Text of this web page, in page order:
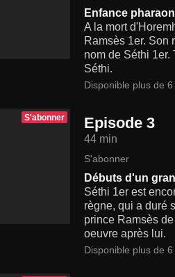
Enfance
A la mort
Ramsès 1er. Son
nom de Séthi
Séthi.
Disponible plus de
S'abonner Episode 3
44 min
S'abonner
Débuts d'un
Séthi 1er est
règne, qui a duré
prince Ramsès
oeuvre après lui.
Disponible plus de